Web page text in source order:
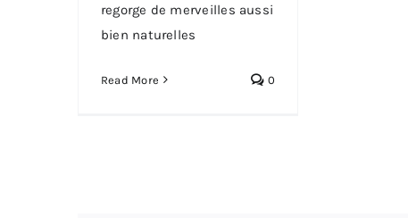
regorge de merveilles aussi
bien naturelles
Read More 0